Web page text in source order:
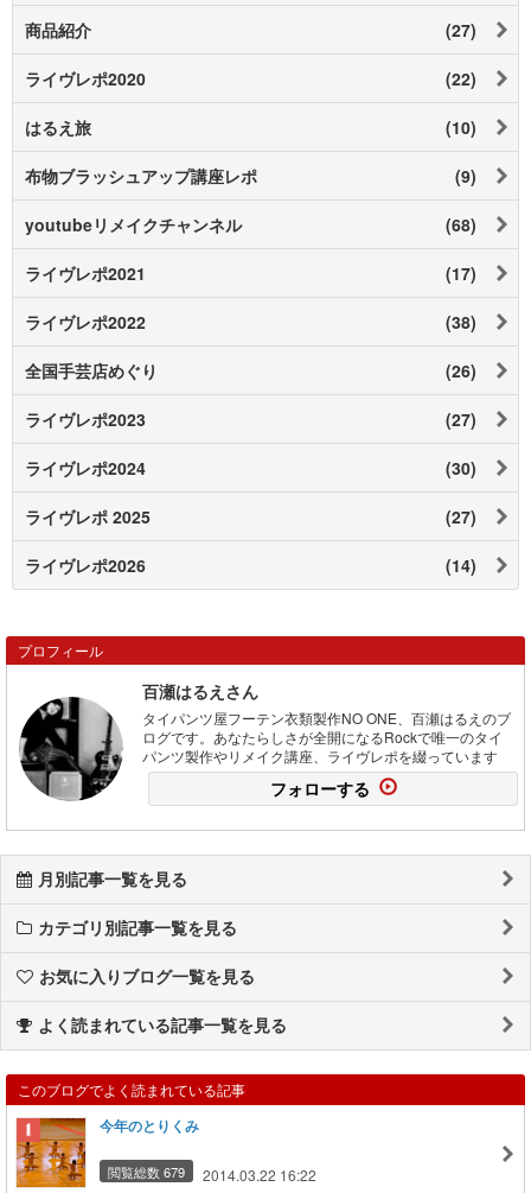
商品紹介 (27)
ライヴレポ2020 (22)
はるえ旅 (10)
布物ブラッシュアップ講座レポ (9)
youtubeリメイクチャンネル (68)
ライヴレポ2021 (17)
ライヴレポ2022 (38)
全国手芸店めぐり (26)
ライヴレポ2023 (27)
ライヴレポ2024 (30)
ライヴレポ 2025 (27)
ライヴレポ2026 (14)
プロフィール
百瀬はるえさん
タイパンツ屋フーテン衣類製作NO ONE、百瀬はるえのブ
ログです。あなたらしさが全開になるRockで唯一のタイ
パンツ製作やリメイク講座、ライヴレポを綴っています
フォローする
月別記事一覧を見る
カテゴリ別記事一覧を見る
お気に入りブログ一覧を見る
よく読まれている記事一覧を見る
このブログでよく読まれている記事
今年のとりくみ
閲覧総数 679 2014.03.22 16:22